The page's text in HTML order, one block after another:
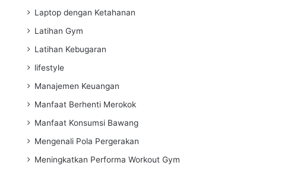
Laptop dengan Ketahanan
Latihan Gym
Latihan Kebugaran
lifestyle
Manajemen Keuangan
Manfaat Berhenti Merokok
Manfaat Konsumsi Bawang
Mengenali Pola Pergerakan
Meningkatkan Performa Workout Gym